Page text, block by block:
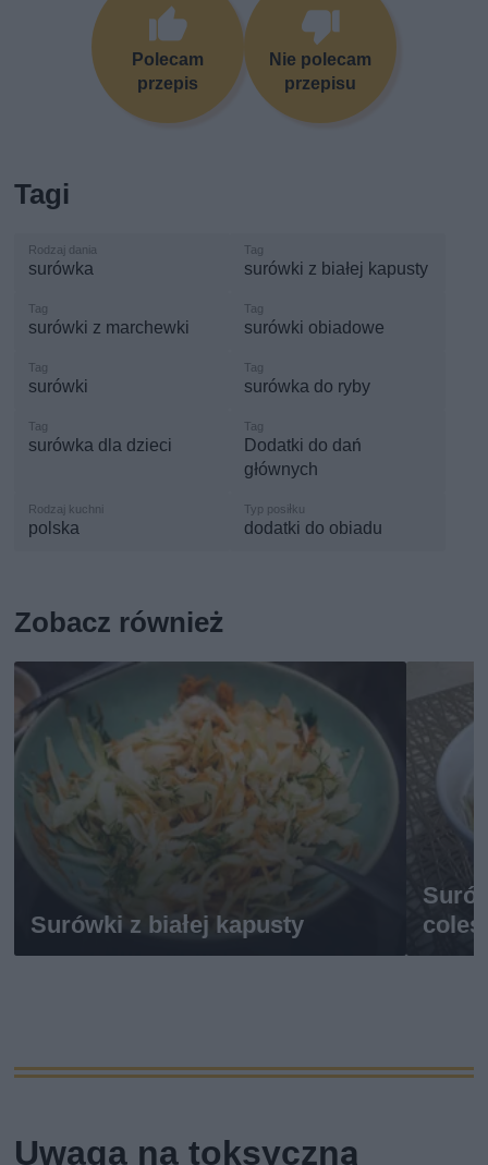
Polecam
przepis
Nie polecam
przepisu
Tagi
surówka surówki z białej kapusty
surówki z marchewki surówki obiadowe
surówki surówka do ryby
surówka dla dzieci
Dodatki do dań
głównych
polska dodatki do obiadu
Zobacz również
Surówki z białej kapusty
Uwaga na toksyczną